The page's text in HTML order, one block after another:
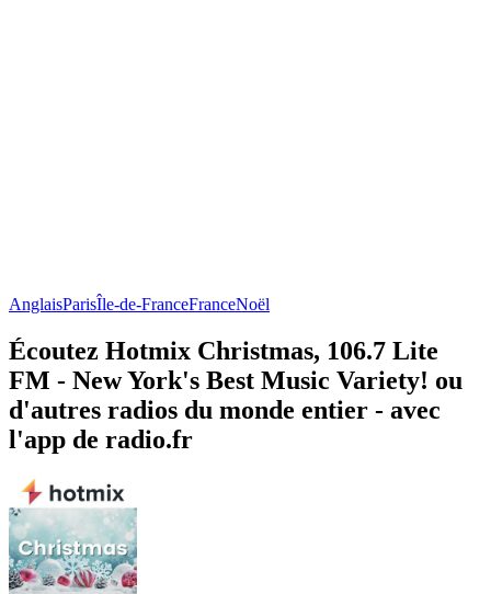
AnglaisParisÎle-de-FranceFranceNoël
Écoutez Hotmix Christmas, 106.7 Lite
FM - New York's Best Music Variety! ou
d'autres radios du monde entier - avec
l'app de radio.fr